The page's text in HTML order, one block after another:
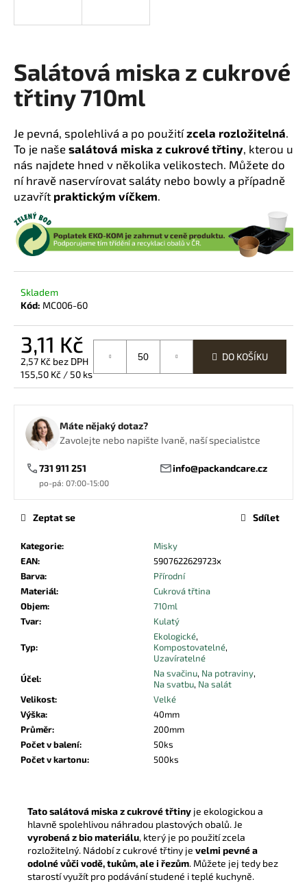
Tato salátová miska z cukrové třtiny je ekologickou a
hlavně spolehlivou náhradou plastových obalů. Je
vyrobená z bio materiálu, který je po použití zcela
rozložitelný. Nádobí z cukrové třtiny je velmi pevné a
odolné vůči vodě, tukům, ale i řezům. Můžete jej tedy bez
starostí využít pro podávání studené i teplé kuchyně.
Salátová miska z cukrové
třtiny 710ml
Je pevná, spolehlivá a po použitízcela rozložitelná
To je naše salátová miska z cukrové třtiny , kterou u
nás najdete hned v několika velikostech. Můžete do
ní hravě naservírovat saláty nebo bowly a případně
uzavřít praktickým víčkem
Skladem
Kód: MC006-60
3,11 Kč
2,57 Kč bez DPH
Měrná
cena:
155,50 Kč / 50 ks
DO KOŠÍKU
Máte nějaký dotaz?
Zavolejte nebo napište Ivaně, naší specialistce
731 911 251
po-pá: 07:00-15:00
info@packandcare.cz
Kategorie:
Misky
EAN:
5907622629723x
Barva:
Přírodní
Materiál:
Cukrová třtina
Objem:
710ml
Tvar: Kulatý
Typ:
Ekologické,
Kompostovatelné,
Uzavíratelné
Účel: Na svačinu, Na potraviny,
Na svatbu, Na salát
Velikost:
Velké
Výška:
40mm
Průměr:
200mm
Počet v balení:
50ks
Počet v kartonu: 500ks
Zeptat se Sdílet
t
?
HLEDAT
D
o
p
u
u
m
e
VÍČKO
PET
95MM
KŘÍŽOVÝM
OTVOREM
1,25
Kč